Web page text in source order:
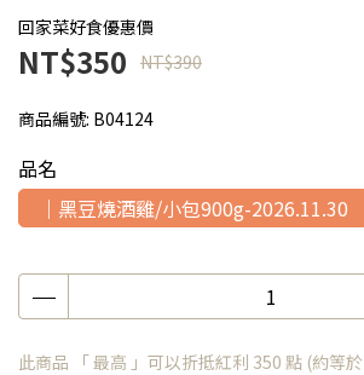
回家菜好食優惠價
NT$350 NT$390
商品編號: B04124
品名
｜黑豆燒酒雞/小包900g-2026.11.30
此商品 「 最高 」可以折抵紅利 350 點 (約等於